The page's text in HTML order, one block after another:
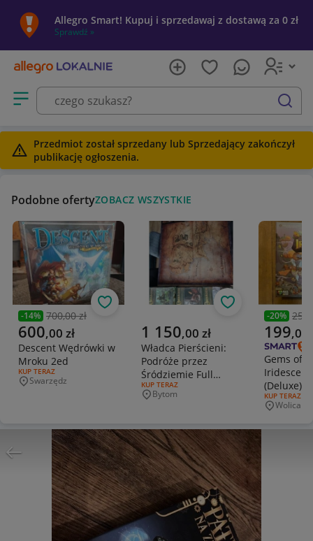
Allegro Smart! Kupuj i sprzedawaj z dostawą za 0 zł
Sprawdź »
Otwórz menu z kategoriami
szukaj
Przedmiot został sprzedany lub Sprzedający zakończył
publikację ogłoszenia.
Podobne ofertyZOBACZ WSZYSTKIE
Poprzednia cena
-14% 700,00 zł
Aktualna cena
600,00 zł
Descent Wędrówki w
Mroku 2ed
RODZAJ OFERTY:
KUP TERAZ
Miejscowość
Swarzędz
Obserwuj
Aktualna cena
1 150,00 zł
Władca Pierścieni:
Podróże przez
Śródziemie Full
Wersja - OKAZJA!
RODZAJ OFERTY:
KUP TERAZ
Miejscowość
Bytom
Obserwuj
-20%
Aktualna
199,00
Gems of
(Deluxe)
Iridescia
RODZAJ
KUP TERAZ
Wolica